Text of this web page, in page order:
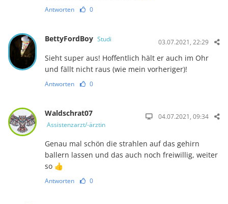
Antworten 0
BettyFordBoy Studi 03.07.2021, 22:29
Sieht super aus! Hoffentlich hält er auch im Ohr
und fällt nicht raus (wie mein vorheriger)!
Antworten 0
Waldschrat07
Assistenzarzt/-ärztin
04.07.2021, 09:34
Genau mal schön die strahlen auf das gehirn
ballern lassen und das auch noch freiwillig, weiter
so 👍
Antworten 0